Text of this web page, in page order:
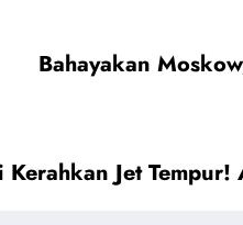
Bahayakan
Kerahkan Jet